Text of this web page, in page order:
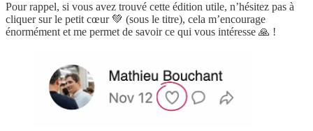
Pour rappel, si vous avez trouvé cette édition utile, n’hésitez pas à
cliquer sur le petit cœur 💚 (sous le titre), cela m’encourage
énormément et me permet de savoir ce qui vous intéresse 🙏 !